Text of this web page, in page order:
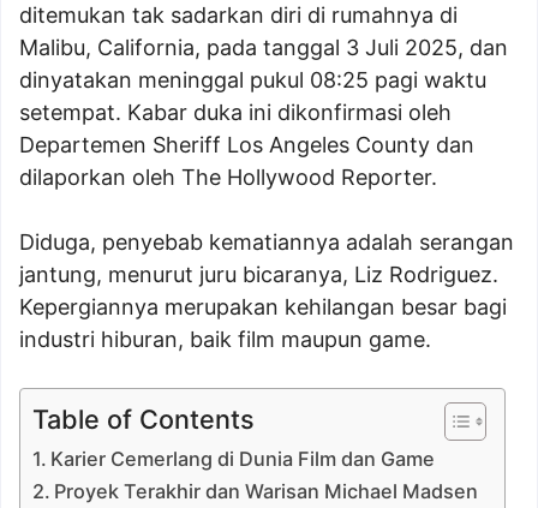
ditemukan tak sadarkan diri di rumahnya di
Malibu, California, pada tanggal 3 Juli 2025, dan
dinyatakan meninggal pukul 08:25 pagi waktu
setempat. Kabar duka ini dikonfirmasi oleh
Departemen Sheriff Los Angeles County dan
dilaporkan oleh The Hollywood Reporter.
Diduga, penyebab kematiannya adalah serangan
jantung, menurut juru bicaranya, Liz Rodriguez.
Kepergiannya merupakan kehilangan besar bagi
industri hiburan, baik film maupun game.
Table of Contents
Karier Cemerlang di Dunia Film dan Game
Proyek Terakhir dan Warisan Michael Madsen